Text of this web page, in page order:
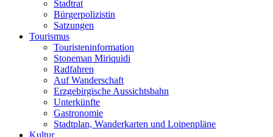
Stadtrat
Bürgerpolizistin
Satzungen
Tourismus
Touristeninformation
Stoneman Miriquidi
Radfahren
Auf Wanderschaft
Erzgebirgische Aussichtsbahn
Unterkünfte
Gastronomie
Stadtplan, Wanderkarten und Loipenpläne
Kultur